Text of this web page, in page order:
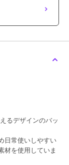
るデザインのバッ
日常使いしやすい
材を使用していま